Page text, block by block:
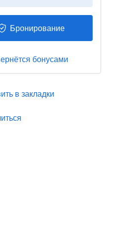
Бронирование
бонусами
в закладки